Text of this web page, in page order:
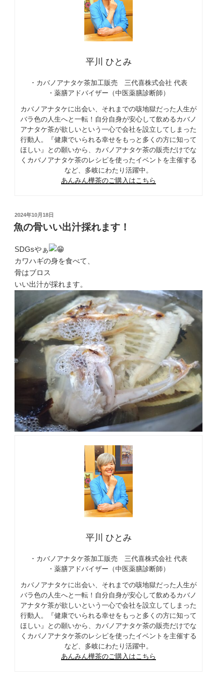
平川 ひとみ
・カバノアナタケ茶加工販売 三代喜株式会社 代表
・薬膳アドバイザー（中医薬膳診断師）
カバノアナタケに出会い、それまでの咳地獄だった人生が
バラ色の人生へと一転！自分自身が安心して飲めるカバノ
アナタケ茶が欲しいという一心で会社を設立してしまった
行動人。『健康でいられる幸せをもっと多くの方に知って
ほしい』との願いから、カバノアナタケ茶の販売だけでな
くカバノアナタケ茶のレシピを使ったイベントを主催する
など、多岐にわたり活躍中。
あんみん樺茶のご購入はこちら
投
稿
日:
2024年10月18日
魚の骨いい出汁採れます！
SDGsやぁ
カワハギの身を食べて、
骨はブロス
いい出汁が採れます。
平川 ひとみ
・カバノアナタケ茶加工販売 三代喜株式会社 代表
・薬膳アドバイザー（中医薬膳診断師）
カバノアナタケに出会い、それまでの咳地獄だった人生が
バラ色の人生へと一転！自分自身が安心して飲めるカバノ
アナタケ茶が欲しいという一心で会社を設立してしまった
行動人。『健康でいられる幸せをもっと多くの方に知って
ほしい』との願いから、カバノアナタケ茶の販売だけでな
くカバノアナタケ茶のレシピを使ったイベントを主催する
など、多岐にわたり活躍中。
あんみん樺茶のご購入はこちら